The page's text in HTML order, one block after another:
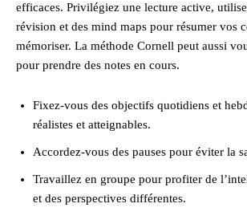
efficaces. Privilégiez une lecture active,
révision et des mind maps pour résumer vos
mémoriser. La méthode Cornell peut aussi
pour prendre des notes en cours.
Fixez-vous des objectifs quotidiens et
réalistes et atteignables.
Accordez-vous des pauses pour éviter la
Travaillez en groupe pour profiter de
et des perspectives différentes.